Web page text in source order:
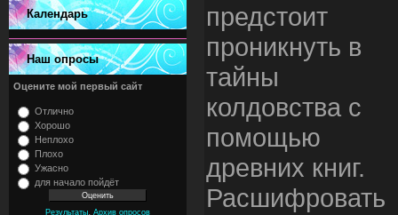
Календарь
Наш опросы
Оцените мой первый сайт
Отлично
Хорошо
Неплохо
Плохо
Ужасно
для начало пойдёт
Результаты Архив опросов
предстоит
проникнуть в
тайны
колдовства с
помощью
древних книг.
Расшифровать